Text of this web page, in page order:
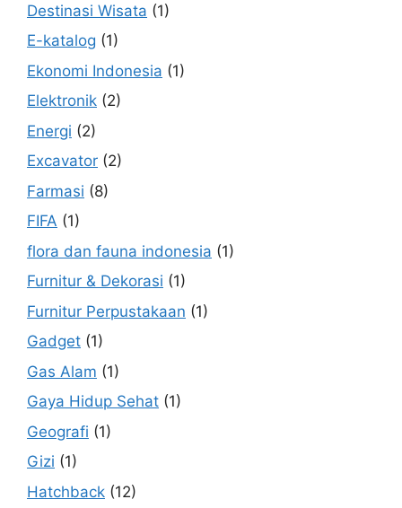
Destinasi Wisata (1)
E-katalog (1)
Ekonomi Indonesia (1)
Elektronik (2)
Energi (2)
Excavator (2)
Farmasi (8)
FIFA (1)
flora dan fauna indonesia (1)
Furnitur & Dekorasi (1)
Furnitur Perpustakaan (1)
Gadget (1)
Gas Alam (1)
Gaya Hidup Sehat (1)
Geografi (1)
Gizi (1)
Hatchback (12)